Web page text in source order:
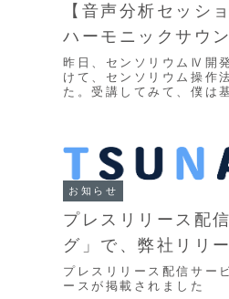
【音声分析セッ
ハーモニックサウ
昨日、センソリウムⅣ開
けて、センソリウム操作
た。受講してみて、僕は
お知らせ
プレスリリース配
グ」で、弊社リリ
プレスリリース配信サー
ースが掲載されました